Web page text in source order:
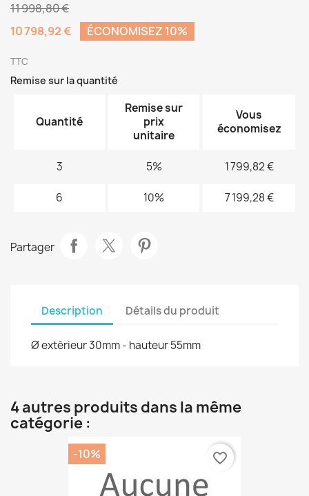
11 998,80 €
10 798,92 €
ÉCONOMISEZ 10%
TTC
Remise sur la quantité
Quantité
Remise sur
prix
unitaire
Vous
économisez
3 5% 1 799,82 €
6 10% 7 199,28 €
Partager
Description Détails du produit
Ø extérieur 30mm - hauteur 55mm
4 autres produits dans la même
catégorie :
-10% favorite_border